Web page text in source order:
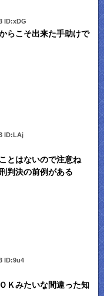
ID:xDG
らこそ出来た手助けで
ID:LAj
とはないので注意ね
判決の前例がある
ID:9u4
Ｋみたいな間違った知